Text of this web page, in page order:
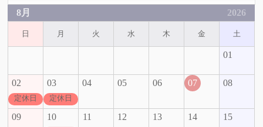
8月 2026
日 月 火 水 木 金 土
01
02
定休日
03
定休日
04 05 06 07 08
09 10 11 12 13 14 15